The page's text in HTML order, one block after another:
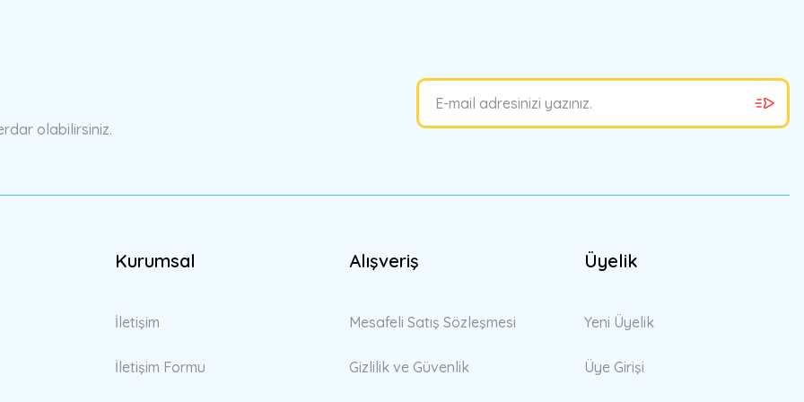
olabilirsiniz.
Kurumsal
İletişim
İletişim Formu
Alışveriş
Mesafeli Satış Sözleşmesi
Gizlilik ve Güvenlik
Üyelik
Yeni Üyelik
Üye Girişi